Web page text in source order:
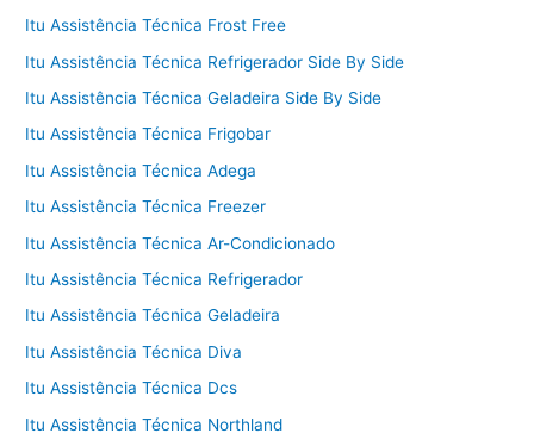
Itu Assistência Técnica Frost Free
Itu Assistência Técnica Refrigerador Side By Side
Itu Assistência Técnica Geladeira Side By Side
Itu Assistência Técnica Frigobar
Itu Assistência Técnica Adega
Itu Assistência Técnica Freezer
Itu Assistência Técnica Ar-Condicionado
Itu Assistência Técnica Refrigerador
Itu Assistência Técnica Geladeira
Itu Assistência Técnica Diva
Itu Assistência Técnica Dcs
Itu Assistência Técnica Northland